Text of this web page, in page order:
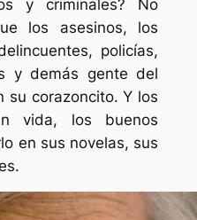
y criminales? No
los asesinos, los
policías,
y demás gente del
su corazoncito. Y los
vida, los buenos
en sus novelas, sus